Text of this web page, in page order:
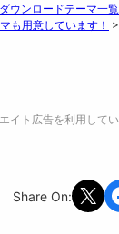
ダウンロードテーマ一覧
も用意しています！ >
イト広告を利用して
Share On: Share on X